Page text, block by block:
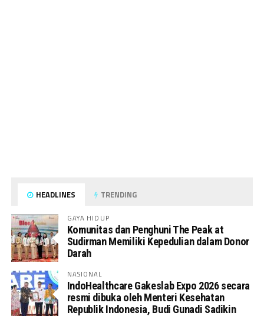
HEADLINES TRENDING
GAYA HIDUP
Komunitas dan Penghuni The Peak at
Sudirman Memiliki Kepedulian dalam Donor
Darah
NASIONAL
IndoHealthcare Gakeslab Expo 2026 secara
resmi dibuka oleh Menteri Kesehatan
Republik Indonesia, Budi Gunadi Sadikin